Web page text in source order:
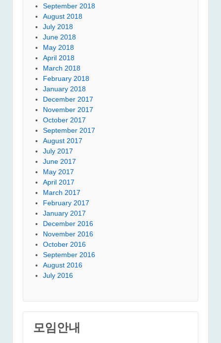
September 2018
August 2018
July 2018
June 2018
May 2018
April 2018
March 2018
February 2018
January 2018
December 2017
November 2017
October 2017
September 2017
August 2017
July 2017
June 2017
May 2017
April 2017
March 2017
February 2017
January 2017
December 2016
November 2016
October 2016
September 2016
August 2016
July 2016
모임안내